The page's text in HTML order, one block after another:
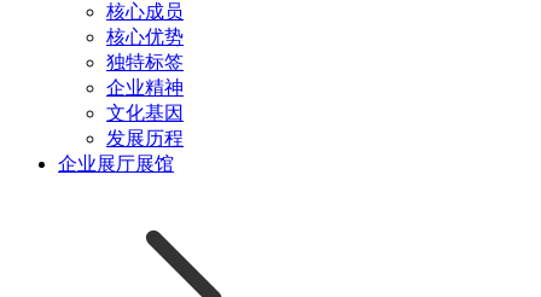
核心成员
核心优势
独特标签
企业精神
文化基因
发展历程
企业展厅展馆